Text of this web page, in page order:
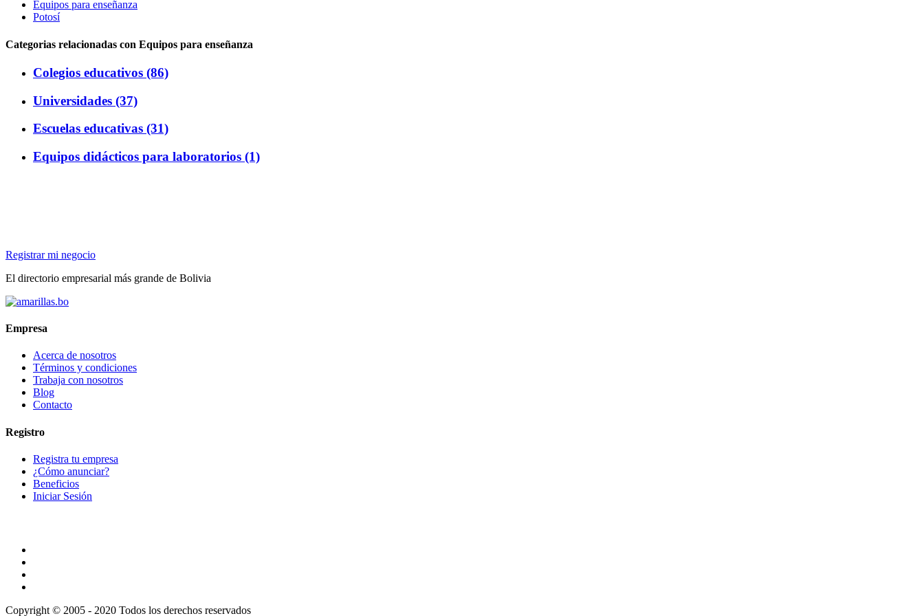
Equipos para enseñanza
Potosí
Categorias relacionadas con Equipos para enseñanza
Colegios educativos (86)
Universidades (37)
Escuelas educativas (31)
Equipos didácticos para laboratorios (1)
Registrar mi negocio
El directorio empresarial más grande de Bolivia
Empresa
Acerca de nosotros
Términos y condiciones
Trabaja con nosotros
Blog
Contacto
Registro
Registra tu empresa
¿Cómo anunciar?
Beneficios
Iniciar Sesión
Copyright © 2005 - 2020 Todos los derechos reservados